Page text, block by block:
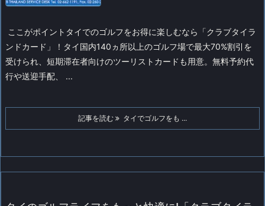
ここがポイント タイでのゴルフをお得に楽しむなら「クラブタイラ
ンドカード」！ タイ国内140ヵ所以上のゴルフ場で最大70%割引を
受けられ、短期滞在者向けのツーリストカードも用意。無料予約代
行や送迎手配、 ...
記事を読む タイでゴルフをも ...